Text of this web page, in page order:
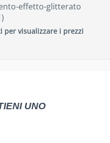
effetto-glitterato
per visualizzare i prezzi